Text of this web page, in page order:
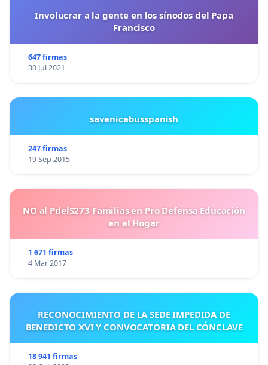
Involucrar a la gente en los sínodos del Papa
Francisco
647 firmas
30 Jul 2021
savenicebusspanish
247 firmas
19 Sep 2015
NO al PdelS273 Familias en Pro Defensa Educación
en el Hogar
1 671 firmas
4 Mar 2017
RECONOCIMIENTO DE LA SEDE IMPEDIDA DE
BENEDICTO XVI Y CONVOCATORIA DEL CÓNCLAVE
18 941 firmas